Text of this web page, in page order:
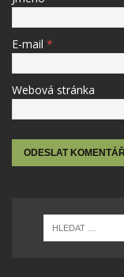
E-mail *
Webová stránka